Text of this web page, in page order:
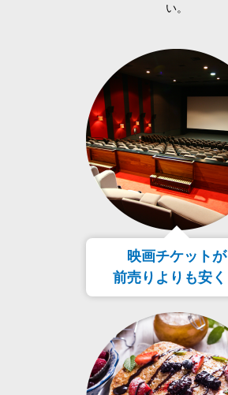
い。
映画チケットが
前売りよりも安く